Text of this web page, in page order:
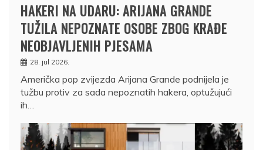
HAKERI NA UDARU: ARIJANA GRANDE
TUŽILA NEPOZNATE OSOBE ZBOG KRAĐE
NEOBJAVLJENIH PJESAMA
28. jul 2026.
Američka pop zvijezda Arijana Grande podnijela je
tužbu protiv za sada nepoznatih hakera, optužujući
ih…